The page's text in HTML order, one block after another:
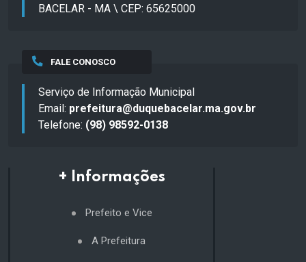
BACELAR - MA \ CEP: 65625000
FALE CONOSCO
Serviço de Informação Municipal
Email: prefeitura@duquebacelar.ma.gov.br
Telefone: (98) 98592-0138
+ Informações
Prefeito e Vice
A Prefeitura